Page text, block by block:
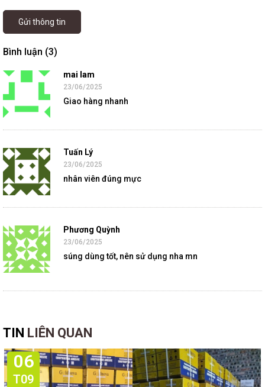
Gửi thông tin
Bình luận (3)
mai lam
23/06/2025
Giao hàng nhanh
Tuấn Lý
23/06/2025
nhân viên đúng mực
Phương Quỳnh
23/06/2025
súng dùng tốt, nên sử dụng nha mn
TIN LIÊN QUAN
06
T09